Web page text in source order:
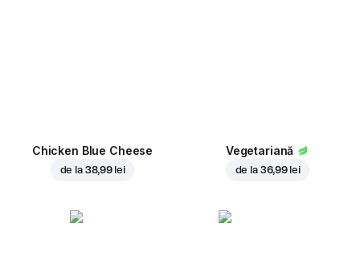
Chicken Blue Cheese
de la 38,99 lei
Vegetariană
de la 36,99 lei